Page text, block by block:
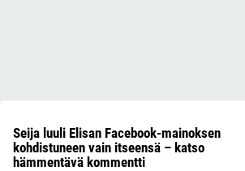
Seija luuli Elisan Facebook-mainoksen
kohdistuneen vain itseensä – katso
hämmentävä kommentti